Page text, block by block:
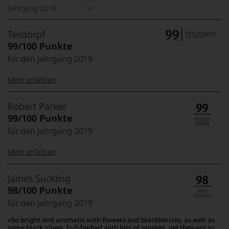
Jahrgang 2019
Tesdorpf
99/100 Punkte
für den Jahrgang 2019
99–100 Punkte:
95–98 Punkte:
85–89 Punkte:
Tesdorpf
Der
Name
Tesdorpf
für
»Fine
Wine«,
für
die
edlen
der
Mehr erfahren
Robert Parker
99/100 Punkte
für den Jahrgang 2019
100-96 Punkte:
Robert
Parker
Ganz
ohne
Frage
war
Mehr erfahren
James Suckling
98/100 Punkte
für den Jahrgang 2019
So bright and aromatic with flowers and blackberries, as well as